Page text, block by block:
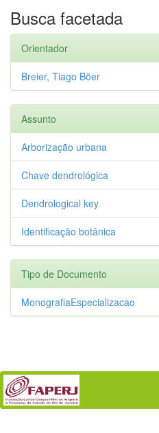
Busca facetada
Orientador
Breier, Tiago Böer
Assunto
Arborização urbana
Chave dendrológica
Dendrological key
Identificação botânica
Tipo de Documento
MonografiaEspecializacao